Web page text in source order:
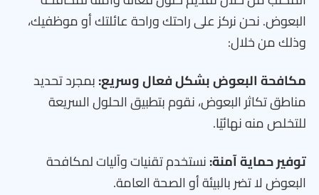
البعوض. نحن نركز على راحتك وراحة عائلتك أو موظفيك،
وذلك من خلال:
مكافحة البعوض بشكل فعال وسريع:بمجرد تحديد
مناطق تكاثر البعوض، نقوم بتطبيق الحلول السريعة
للتخلص منه نهائيًا.
توفير حماية آمنة:نستخدم تقنيات وآليات لمكافحة
البعوض لا تضر بالبيئة أو الصحة العامة.